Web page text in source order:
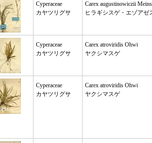
Cyperaceae
カヤツリグサ
Carex augustinowiczii
ヒラギシスゲ・エゾアゼ
Cyperaceae
カヤツリグサ
Carex atroviridis Ohwi
ヤクシマスゲ
Cyperaceae
カヤツリグサ
Carex atroviridis Ohwi
ヤクシマスゲ